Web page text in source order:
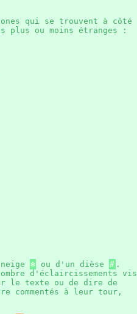
qui se trouvent à côté
plus ou moins étranges :
❄ ou d'un dièse # .
d'éclaircissements vis
le texte ou de dire de
à leur tour,